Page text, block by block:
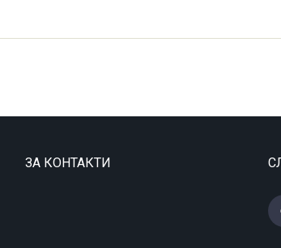
ЗА КОНТАКТИ